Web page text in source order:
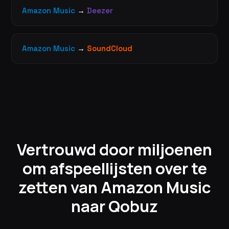
Amazon Music → Deezer
Amazon Music → SoundCloud
Vertrouwd door miljoenen
om afspeellijsten over te
zetten van Amazon Music
naar Qobuz